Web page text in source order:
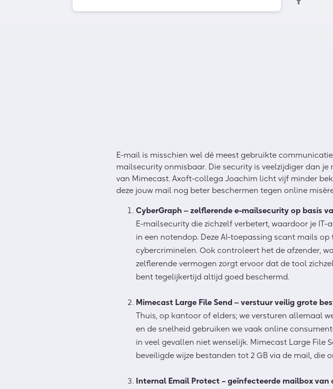
E-mail is misschien wel dé meest gebruikte
mailsecurity onmisbaar. Die security is veelzijdiger dan
van Mimecast. Axoft-collega Joachim licht vijf minder
deze jouw mail nog beter beschermen tegen online
CyberGraph ‒ zelflerende e-mailsecurity op basis
E-mailsecurity die zichzelf verbetert, waardoor je
in een notendop. Deze AI-toepassing scant mails
cybercriminelen. Ook controleert het de afzender,
zelflerende vermogen zorgt ervoor dat de tool
bent tegelijkertijd altijd goed beschermd.
Mimecast Large File Send ‒ verstuur veilig grote
Thuis, op kantoor of elders; we versturen allemaal
en de snelheid gebruiken we vaak online
in veel gevallen niet wenselijk. Mimecast Large File
beveiligde wijze bestanden tot 2 GB via de mail,
Internal Email Protect – geïnfecteerde mailbox van